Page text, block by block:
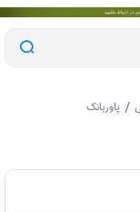
/ پاوربانک